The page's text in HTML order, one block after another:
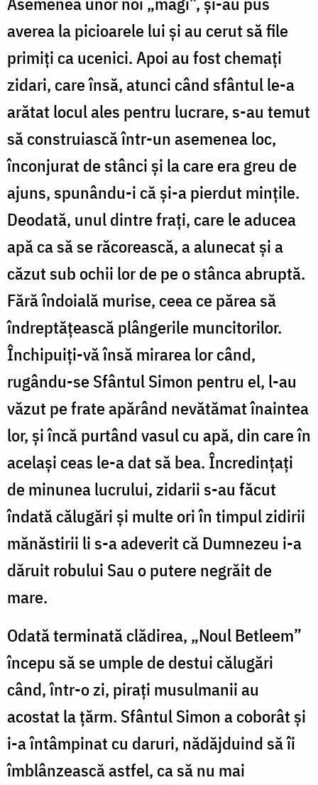
averea la picioarele lui și au cerut să file
primiți ca ucenici. Apoi au fost chemați
zidari, care însă, atunci când sfântul le-a
arătat locul ales pentru lucrare, s-au temut
să construiască într-un asemenea loc,
înconjurat de stânci și la care era greu de
ajuns, spunându-i că și-a pierdut mințile.
Deodată, unul dintre frați, care le aducea
apă ca să se răcorească, a alunecat și a
căzut sub ochii lor de pe o stânca abruptă.
Fără îndoială murise, ceea ce părea să
îndreptățească plângerile muncitorilor.
Închipuiți-vă însă mirarea lor când,
rugându-se Sfântul Simon pentru el, l-au
văzut pe frate apărând nevătămat înaintea
lor, și încă purtând vasul cu apă, din care în
același ceas le-a dat să bea. Încredințați
de minunea lucrului, zidarii s-au făcut
îndată călugări și multe ori în timpul zidirii
mănăstirii li s-a adeverit că Dumnezeu i-a
dăruit robului Sau o putere negrăit de
mare.
Odată terminată clădirea, „Noul Betleem”
începu să se umple de destui călugări
când, într-o zi, pirați musulmanii au
acostat la țărm. Sfântul Simon a coborât și
i-a întâmpinat cu daruri, nădăjduind să îi
îmblânzească astfel, ca să nu mai